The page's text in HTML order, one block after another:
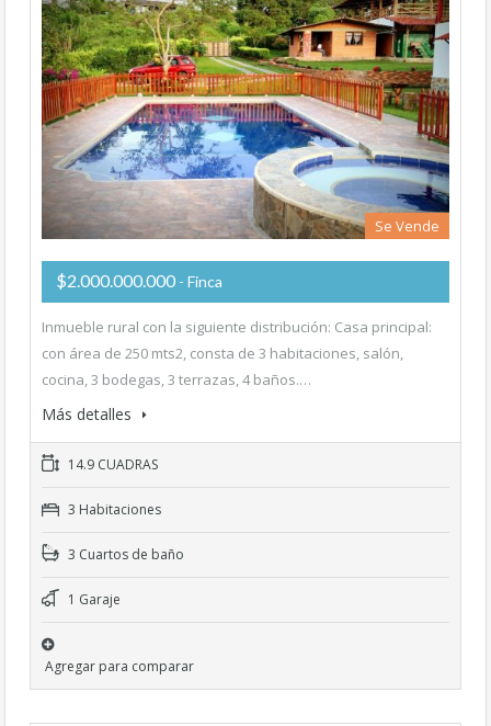
Se Vende
$2.000.000.000 - Finca
Inmueble rural con la siguiente distribución: Casa principal:
con área de 250 mts2, consta de 3 habitaciones, salón,
cocina, 3 bodegas, 3 terrazas, 4 baños.…
Más detalles
14.9 CUADRAS
3 Habitaciones
3 Cuartos de baño
1 Garaje
Agregar para comparar